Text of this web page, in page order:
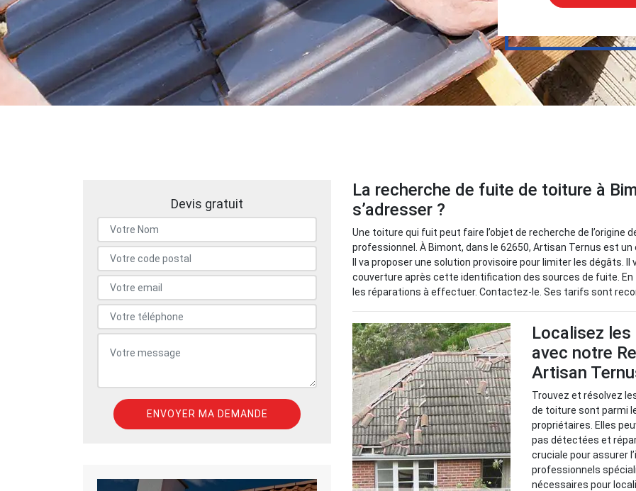
Devis gratuit
La recherche de fuite de toiture à
s’adresser ?
Une toiture qui fuit peut faire l’objet de recherche de l’origine
professionnel. À Bimont, dans le 62650, Artisan Ternus est un
Il va proposer une solution provisoire pour limiter les dégâts.
couverture après cette identification des sources de fuite. En
les réparations à effectuer. Contactez-le. Ses tarifs sont
Localisez
avec notre
Artisan
Trouvez et résolvez
de toiture sont parmi
propriétaires. Elles
pas détectées et
cruciale pour assurer
professionnels
nécessaires pour